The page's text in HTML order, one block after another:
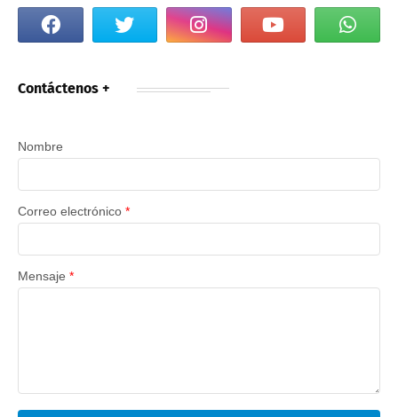
Contáctenos +
Nombre
Correo electrónico *
Mensaje *